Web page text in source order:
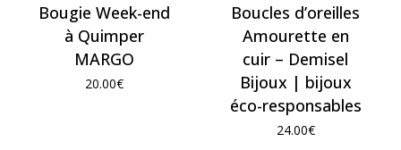
Bougie Week-end
à Quimper
MARGO
20.00€
Boucles d’oreilles
Amourette en
cuir – Demisel
Bijoux | bijoux
éco-responsables
24.00€